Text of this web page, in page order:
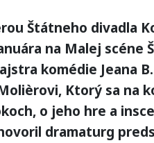
Štátneho divadla
na Malej scéne
komédie Jeana
Ktorý sa na
o jeho hre a
dramaturg